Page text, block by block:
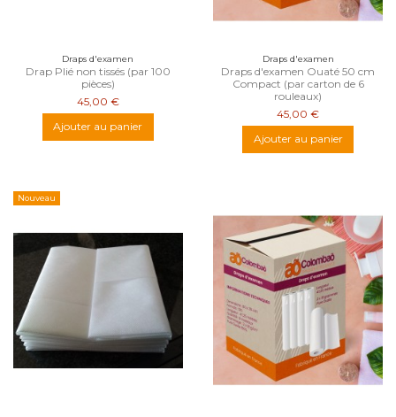
Draps d'examen
Drap Plié non tissés (par 100
pièces)
45,00 €
Ajouter au panier
Draps d'examen
Draps d'examen Ouaté 50 cm
Compact (par carton de 6
rouleaux)
45,00 €
Ajouter au panier
Nouveau